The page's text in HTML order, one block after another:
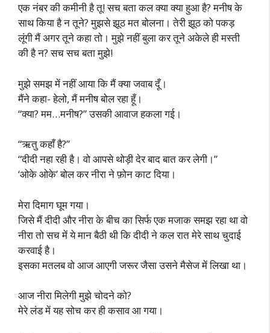
एक नंबर की कमीनी है तू! सच बता कल क्या क्या हुआ है? मनीष के
साथ किया है न तूने? मुझसे झूठ मत बोलना। तेरी झूठ को पकड़
लूंगी मैं अगर तूने कहा तो। मुझे नहीं बुला कर तूने अकेले ही मस्ती
की है न? सच सच बता मुझे!
मुझे समझ में नहीं आया कि मैं क्या जवाब दूँ।
मैंने कहा- हेलो, मैं मनीष बोल रहा हूँ।
“क्या? मम…मनीष?” उसकी आवाज हकला गई।
“ऋतु कहाँ है?”
“दीदी नहा रही है। वो आपसे थोड़ी देर बाद बात कर लेगी।”
‘ओके ओके’ बोल कर नीरा ने फ़ोन काट दिया।
मेरा दिमाग घूम गया।
जिसे मैं दीदी और नीरा के बीच का सिर्फ एक मजाक समझ रहा था वो
नीरा तो सच में ये मान बैठी थी कि दीदी ने कल रात मेरे साथ चुदाई
करवाई है।
इसका मतलब वो आज आएगी जरूर जैसा उसने मैसेज में लिखा था।
आज नीरा मिलेगी मुझे चोदने को?
मेरे लंड में यह सोच कर ही कसाव आ गया।